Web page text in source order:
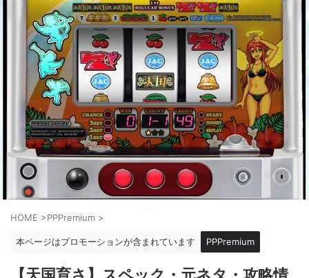
HOME >PPPremium >
本ページはプロモーションが含まれています PPPremium